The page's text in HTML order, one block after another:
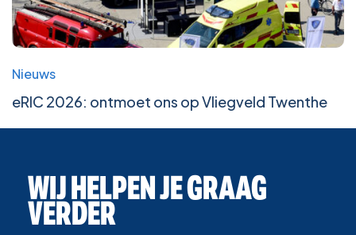
Nieuws
eRIC 2026: ontmoet ons op Vliegveld Twenthe
WIJ HELPEN JE GRAAG
VERDER